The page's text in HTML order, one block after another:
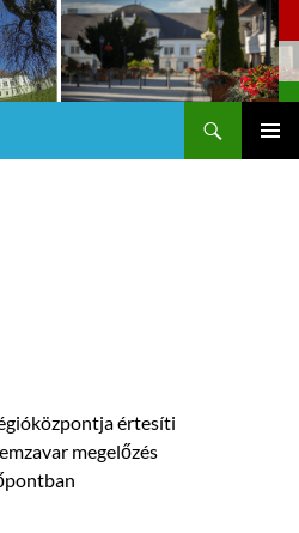
értesíti
megelőzés